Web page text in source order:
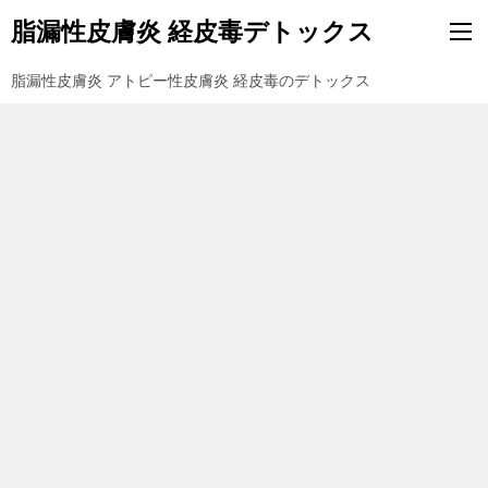
脂漏性皮膚炎 経皮毒デトックス
脂漏性皮膚炎 アトピー性皮膚炎 経皮毒のデトックス